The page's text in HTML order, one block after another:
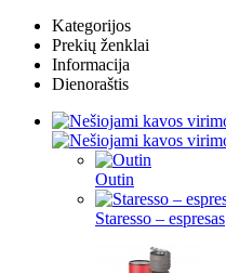
Kategorijos
Prekių ženklai
Informacija
Dienoraštis
Outin
Staresso – espresas